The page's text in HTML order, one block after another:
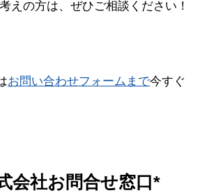
えの方は、ぜひご相談ください！
お問い合わせフォームまで今すぐ
会社お問合せ窓口*